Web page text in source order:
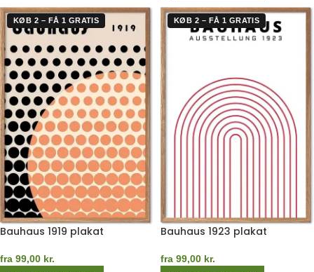
KØB 2 – FÅ 1 GRATIS
Bauhaus 1919 plakat
fra 99,00 kr.
KØB 2 – FÅ 1 GRATIS
Bauhaus 1923 plakat
fra 99,00 kr.